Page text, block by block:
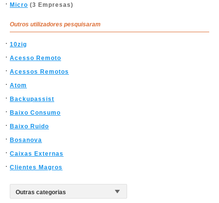
Micro (3 Empresas)
Outros utilizadores pesquisaram
10zig
Acesso Remoto
Acessos Remotos
Atom
Backupassist
Baixo Consumo
Baixo Ruido
Bosanova
Caixas Externas
Clientes Magros